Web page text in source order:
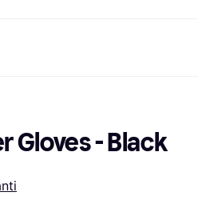
Gloves - Black